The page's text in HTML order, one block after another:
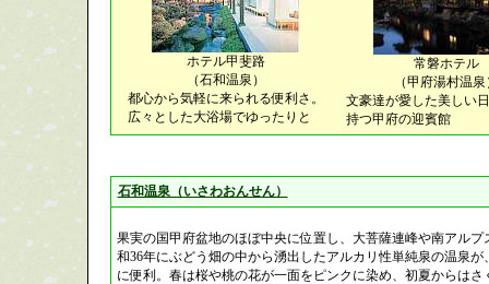
ホテル甲斐路
（石和温泉）
都心から気軽に来られる便利さ。
広々とした大浴場でゆったりと
常磐ホテル
（甲府湯村温泉
文豪達が愛した美しい
持つ甲府の迎賓館
石和温泉（いさわおんせん）
果実の国甲府盆地のほぼ中央に位置し、大菩薩連峰や南アル
和36年にぶどう畑の中から湧出したアルカリ性単純泉の温泉
に便利。春は桜や桃の花が一面をピンクに染め、初夏からは